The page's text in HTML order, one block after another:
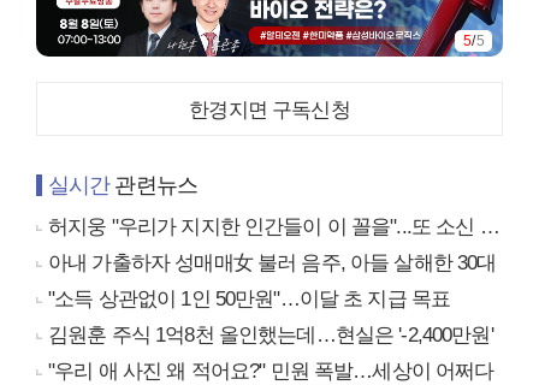
5/5
한경지면 구독신청
실시간관련뉴스
허지웅 "우리가 지지한 인간들이 이 꼴을"...또 소신 발언
아내 가출하자 성매매女 불러 음주, 아들 살해한 30대
"소득 상관없이 1인 50만원"…이달 초 지급 목표
김원훈 주식 1억8천 올인했는데…현실은 '-2,400만원'
"우리 애 사진 왜 적어요?" 민원 폭발…세상이 어쩌다